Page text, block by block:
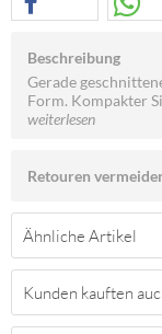
Beschreibung
Gerade
Form. Kompakter
weiterlesen
Retouren
Ähnliche Artikel
Kunden kauften